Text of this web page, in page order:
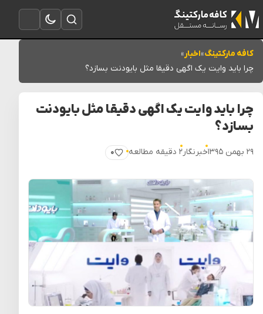
باز کردن منو
تغییر به حالت تاریک
باز کردن جستجو
کافه مارکتینگ»اخبار»
چرا باید وایت یک اگهی دقیقا مثل بایودنت بسازد؟
چرا باید وایت یک اگهی دقیقا مثل بایودنت
بسازد؟
۲۹ بهمن ۱۳۹۵ خبرنگار۲ دقیقه مطالعه ۰
پسندیدن